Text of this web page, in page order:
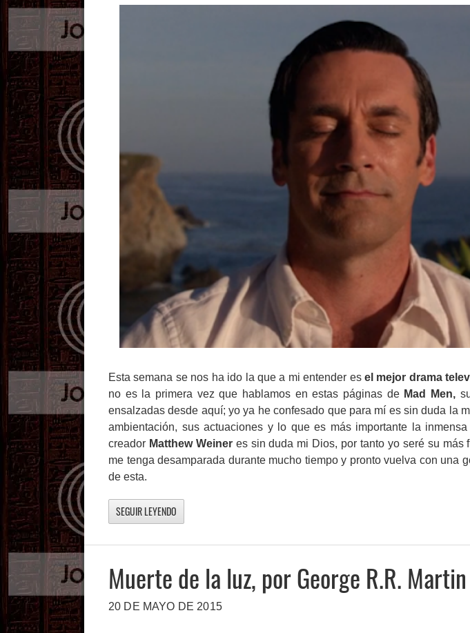
Esta semana se nos ha ido la que a mi entender esel mejor drama
no es la primera vez que hablamos en estas páginas de Mad Men,
ensalzadas desde aquí; yo ya he confesado que para mí es sin duda la
ambientación, sus actuaciones y lo que es más importante la
creador Matthew Weiner es sin duda mi Dios, por tanto yo seré su más
me tenga desamparada durante mucho tiempo y pronto vuelva con una
de esta.
SEGUIR LEYENDO
Muerte de la luz, por George R.R. Martin
20 DE MAYO DE 2015